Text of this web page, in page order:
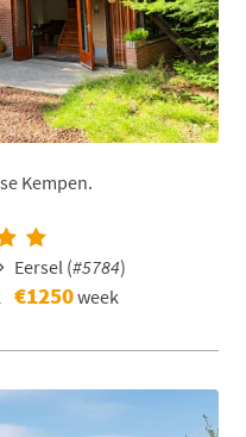
Kempen.
Eersel (#5784)
€1250week